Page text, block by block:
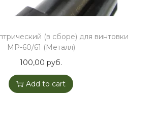
(в сборе) для винтовки
МР-60/61 (Металл)
100,00руб.
Add to cart